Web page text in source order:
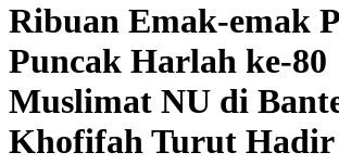
Ribuan Emak-emak
Puncak Harlah ke-80
Muslimat NU di
Khofifah Turut Hadir